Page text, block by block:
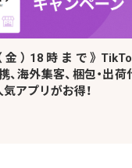
金）18時まで》
、海外集客、梱包・出荷
アプリがお得！